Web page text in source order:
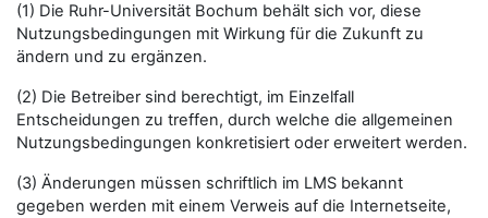
(1) Die Ruhr-Universität Bochum behält sich vor, diese
Nutzungsbedingungen mit Wirkung für die Zukunft zu
ändern und zu ergänzen.
(2) Die Betreiber sind berechtigt, im Einzelfall
Entscheidungen zu treffen, durch welche die allgemeinen
Nutzungsbedingungen konkretisiert oder erweitert werden.
(3) Änderungen müssen schriftlich im LMS bekannt
gegeben werden mit einem Verweis auf die Internetseite,